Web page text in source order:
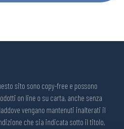
sito sono copy-free e possono
on line o su carta, anche senza
vengano mantenuti inalterati il
che sia indicata sotto il titolo,